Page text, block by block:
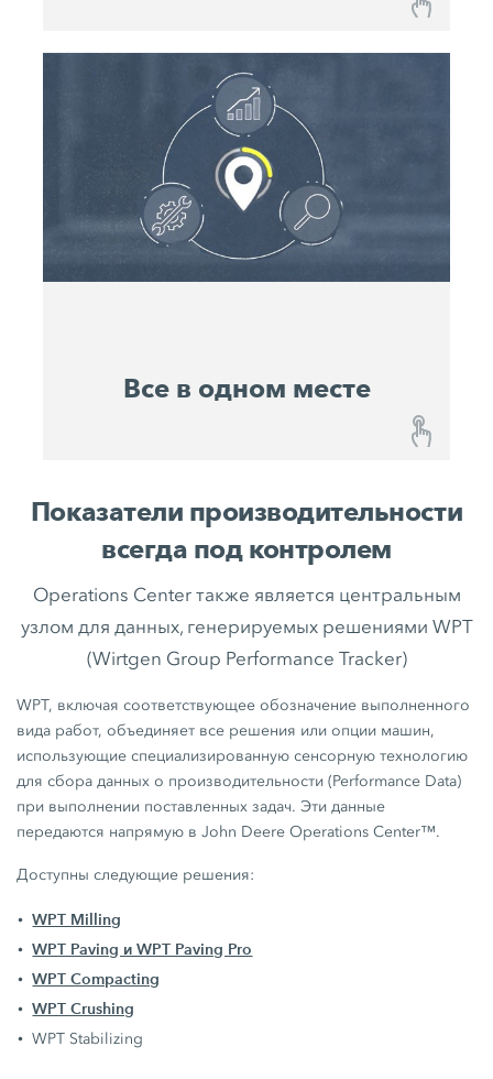
Все машины John Deere и WIRTGEN GROUP
собраны в одном месте. Однако в John Deere
Operations Center™ можно также
интегрировать совместимые машины других
производителей. Это позволит вам внести в
систему весь свой парк техники и управлять им
в цифровом виде.
Все в одном месте
GROUP – это централизованная площадка всех
существующих и будущих цифровых решений.
система, всегда соответствующая последнему
слову техники, вы пользуетесь
долгосрочной перспективе сохраняете
конкурентоспособность в своей отрасли.
Показатели производительности
всегда под контролем
Operations Center также является центральным
узлом для данных, генерируемых решениями WPT
(Wirtgen Group Performance Tracker)
WPT, включая соответствующее обозначение выполненного
вида работ, объединяет все решения или опции машин,
использующие специализированную сенсорную технологию
для сбора данных о производительности (Performance Data)
при выполнении поставленных задач. Эти данные
передаются напрямую в John Deere Operations Center™.
Доступны следующие решения:
WPT Milling
WPT Paving и WPT Paving Pro
WPT Compacting
WPT Crushing
WPT Stabilizing